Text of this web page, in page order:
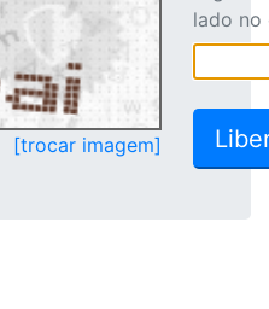
[trocar imagem]
lado no